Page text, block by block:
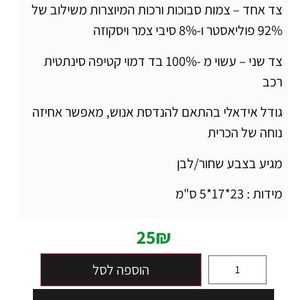
צד אחד – צמות סבוכות ורכות המיוצרות משילוב של
92% פוליאסטר ו-8% סיבי צמר ויסקוזה
צד שני – עשוי מ -100% בד דמוי קטיפה סינתטית
רכב
גודל אידאלי בהתאם להנדסת אנוש, מאפשר אחיזה
נוחה של הכרית
מגיע בצבע שחור/לבן
מידות : 23*17*5 ס"מ
25₪
הוספה לסל